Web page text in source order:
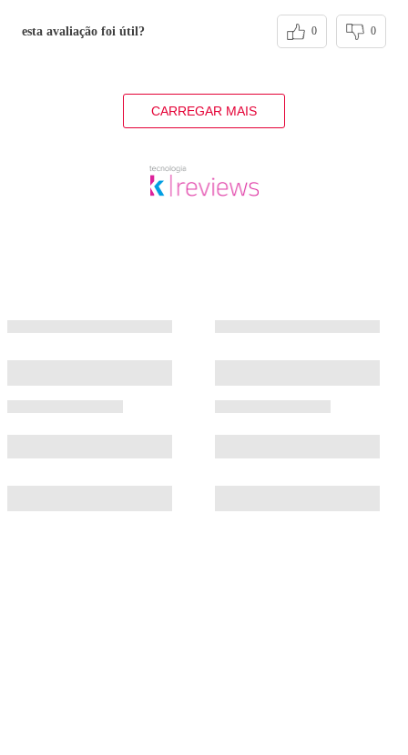
esta avaliação foi útil? 0 0
CARREGAR MAIS